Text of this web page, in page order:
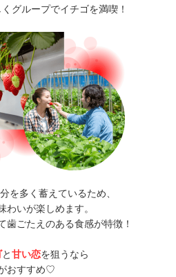
グループでイチゴを満喫！
を多く蓄えているため、
わいが楽しめます。
歯ごたえのある食感が特徴！
と甘い恋を狙うなら
おすすめ♡